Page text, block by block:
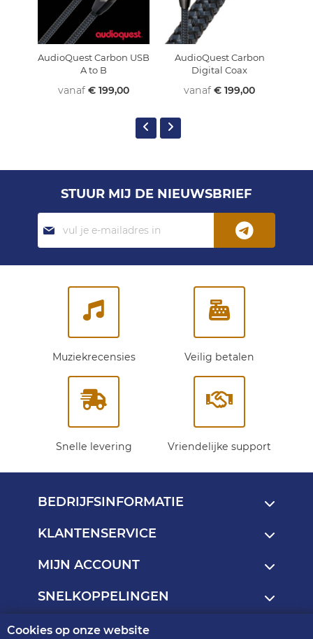
Cookies op onze website
AudioQuest Carbon USB
A to B
vanaf € 199,00
AudioQuest Carbon
Digital Coax
vanaf € 199,00
STUUR MIJ DE NIEUWSBRIEF
Abonneer
je
op
Muziekrecensies Veilig betalen
Snelle levering Vriendelijke support
BEDRIJFSINFORMATIE
KLANTENSERVICE
MIJN ACCOUNT
SNELKOPPELINGEN